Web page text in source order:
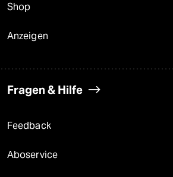
Shop
Anzeigen
Fragen & Hilfe
Feedback
Aboservice